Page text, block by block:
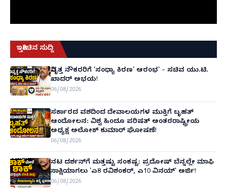
ಇತ್ತೀಚಿನ ಸುದ್ದಿ
ನಿವೃತ್ತ ನೌಕರರಿಗೆ 'ಸಂಧ್ಯಾ ಕಿರಣ' ಆರಂಭ' – ಸಚಿವ ಯು.ಟಿ.
ಖಾದರ್ ಅಭಯ!
06/08/2026
ಸರ್ಕಾರದ ವಶದಿಂದ ದೇವಾಲಯಗಳ ಮುಕ್ತಿಗೆ ಬೃಹತ್
ಆಂದೋಲನ: ವಿಶ್ವ ಹಿಂದೂ ಪರಿಷತ್ ಅಂತರರಾಷ್ಟ್ರೀಯ
ಅಧ್ಯಕ್ಷ ಅಲೋಕ್ ಕುಮಾರ್ ಘೋಷಣೆ!
06/08/2026
ನಟ ದರ್ಶನ್‌ಗೆ ಮತ್ತಷ್ಟು ಸಂಕಷ್ಟ: ಪ್ರದೋಷ್ ಬೆನ್ನಲ್ಲೇ ಮಾಫಿ
ಸಾಕ್ಷಿಯಾಗಲು 'ಎ8 ರವಿಶಂಕರ್, ಎ10 ವಿನಯ್' ಅರ್ಜಿ!
06/08/2026